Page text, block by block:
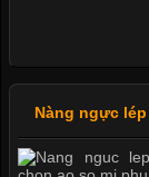
Nàng ngực